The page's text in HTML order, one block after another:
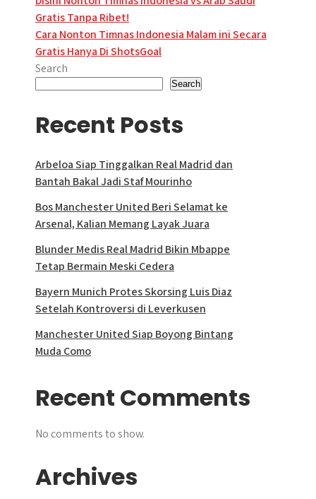
navigation
Gratis Tanpa Ribet!
Cara Nonton Timnas Indonesia Malam ini Secara
Gratis Hanya Di ShotsGoal
Search
Search
Recent Posts
Arbeloa Siap Tinggalkan Real Madrid dan
Bantah Bakal Jadi Staf Mourinho
Bos Manchester United Beri Selamat ke
Arsenal, Kalian Memang Layak Juara
Blunder Medis Real Madrid Bikin Mbappe
Tetap Bermain Meski Cedera
Bayern Munich Protes Skorsing Luis Diaz
Setelah Kontroversi di Leverkusen
Manchester United Siap Boyong Bintang
Muda Como
Recent Comments
No comments to show.
Archives